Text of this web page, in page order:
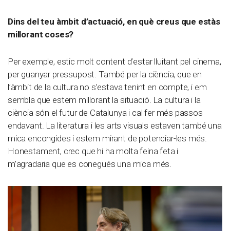
Dins del teu àmbit d’actuació, en què creus que estàs
millorant coses?
Per exemple, estic molt content d’estar lluitant pel cinema,
per guanyar pressupost. També per la ciència, que en
l’àmbit de la cultura no s’estava tenint en compte, i em
sembla que estem millorant la situació. La cultura i la
ciència són el futur de Catalunya i cal fer més passos
endavant. La literatura i les arts visuals estaven també una
mica encongides i estem mirant de potenciar-les més.
Honestament, crec que hi ha molta feina feta i
m’agradaria que es conegués una mica més.